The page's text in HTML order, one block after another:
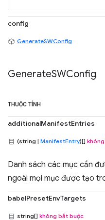
config
GenerateSWConfig
GenerateSWConfig
THUỘC TÍNH
additionalManifestEntries
(string | ManifestEntry)[]
Danh sách các mục cần
ngoài mọi mục được tạo
babelPresetEnvTargets
string[] không bắt buộc